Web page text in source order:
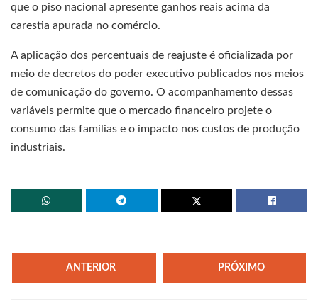
que o piso nacional apresente ganhos reais acima da
carestia apurada no comércio.
A aplicação dos percentuais de reajuste é oficializada por
meio de decretos do poder executivo publicados nos meios
de comunicação do governo. O acompanhamento dessas
variáveis permite que o mercado financeiro projete o
consumo das famílias e o impacto nos custos de produção
industriais.
ANTERIOR PRÓXIMO